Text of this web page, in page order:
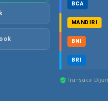
BCA
MANDIRI
BNI
BRI
Transaksi